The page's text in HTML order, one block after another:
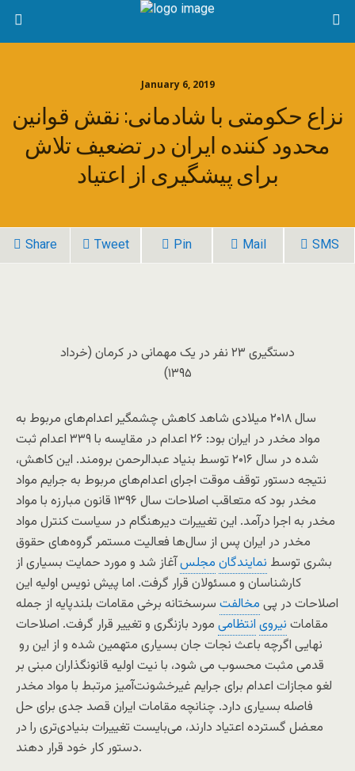
January 6, 2019
نزاع حکومتی با شادمانی: نقش قوانین
محدود کننده ایران در تضعیف تلاش
برای پیشگیری از اعتیاد
Share Tweet Pin Mail SMS
دستگیری ۲۳ نفر در یک مهمانی در کرمان (خرداد
۱۳۹۵)
سال ۲۰۱۸ میلادی شاهد کاهش چشمگیر اعدام‌های مربوط به
مواد مخدر در ایران بود: ۲۶ اعدام در مقایسه با ۳۳۹ اعدام ثبت
شده در سال ۲۰۱۶ توسط بنیاد عبدالرحمن برومند. این کاهش،
نتیجه دستور توقف موقت اجرای اعدام‌های مربوط به جرایم مواد
مخدر بود که متعاقب اصلاحات سال ۱۳۹۶ قانون مبارزه با مواد
مخدر به اجرا درآمد. این تغییرات دیرهنگام در سیاست کنترل مواد
مخدر در ایران پس از سال‌ها فعالیت مستمر گروه‌های حقوق
بشری توسط نمایندگان مجلسآغاز شد و مورد حمایت بسیاری از
کارشناسان و مسئولان قرار گرفت. اما پیش نویس اولیه این
اصلاحات در پی مخالفت سرسختانه برخی مقامات بلندپایه از جمله
مقامات نیروی انتظامی مورد بازنگری و تغییر قرار گرفت. اصلاحات
نهایی اگرچه باعث نجات جان بسیاری متهمین شده و از این رو
قدمی مثبت محسوب می شود، با نیت اولیه قانونگذاران مبنی بر
لغو مجازات اعدام برای جرایم غیرخشونت‌آمیز مرتبط با مواد مخدر
فاصله بسیاری دارد. چنانچه مقامات ایران قصد جدی برای حل
معضل گسترده اعتیاد دارند، می‌بایست تغییرات بنیادی‌تری را در
دستور کار خود قرار دهند.